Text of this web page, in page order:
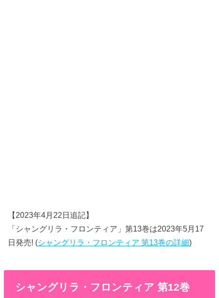
【2023年4月22日追記】
「シャングリラ・フロンティア」第13巻は2023年5月17
日発売! (シャングリラ・フロンティア 第13巻の詳細)
シャングリラ・フロンティア 第12巻